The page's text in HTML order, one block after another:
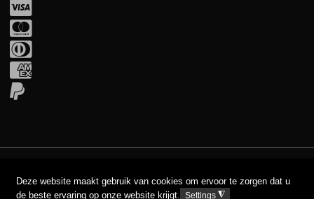
Deze website maakt gebruik van cookies om ervoor te zorgen dat u
de beste ervaring op onze website krijgt.
Settings◮
PayPal